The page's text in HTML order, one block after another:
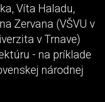
Víta Haladu,
Zervana (VŠVU v
v Trnave)
- na príklade
národnej